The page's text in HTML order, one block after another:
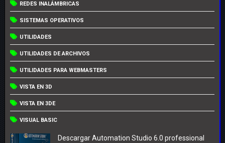
REDES INALÁMBRICAS
SISTEMAS OPERATIVOS
UTILIDADES
UTILIDADES DE ARCHIVOS
UTILIDADES PARA WEBMASTERS
VISTA EN 3D
VISTA EN 3DE
VISUAL BASIC
Descargar Automation Studio 6.0 professional